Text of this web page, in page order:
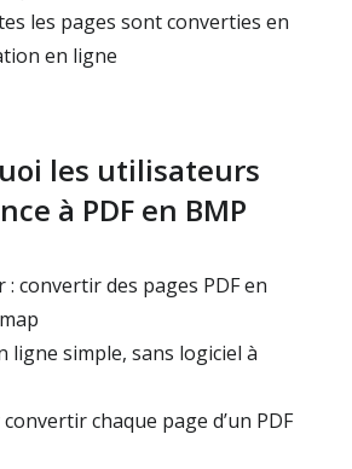
les pages sont converties en
en ligne
les utilisateurs
à PDF en BMP
: convertir des pages PDF en
ligne simple, sans logiciel à
chaque page d’un PDF